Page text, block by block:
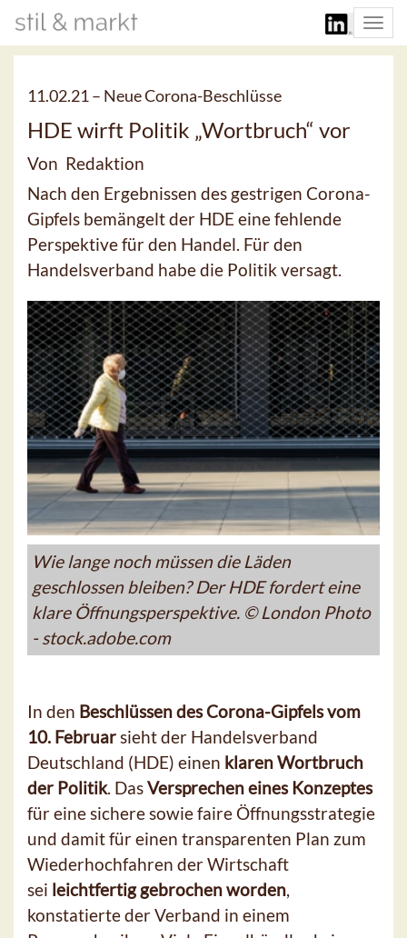
11.02.21 – Neue Corona-Beschlüsse
HDE wirft Politik „Wortbruch“ vor
Von Redaktion
Nach den Ergebnissen des gestrigen Corona-
Gipfels bemängelt der HDE eine fehlende
Perspektive für den Handel. Für den
Handelsverband habe die Politik versagt.
Wie lange noch müssen die Läden
geschlossen bleiben? Der HDE fordert eine
klare Öffnungsperspektive. © London Photo
- stock.adobe.com
In den Beschlüssen des Corona-Gipfels vom
10. Februarsieht der Handelsverband
Deutschland (HDE) einen klaren Wortbruch
der Politik. DasVersprechen eines Konzeptes
für eine sichere sowie faire Öffnungsstrategie
und damit für einen transparenten Plan zum
Wiederhochfahren der Wirtschaft
sei leichtfertig gebrochen worden,
konstatierte der Verband in einem